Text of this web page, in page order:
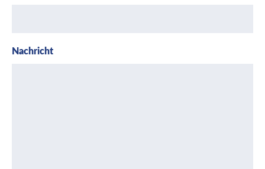
Nachricht